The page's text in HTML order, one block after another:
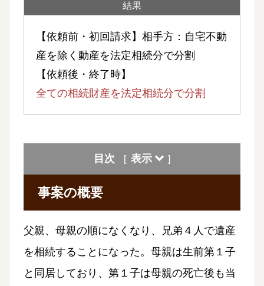
結果
【依頼前・初回請求】相手方：自宅不動
産を除く動産を法定相続分で分割
【依頼後・終了時】
全ての相続財産を法定相続分で分割
目次 [ 表示 ]
事案の概要
父親、母親の順になくなり、兄弟４人で遺産
を相続することになった。母親は生前第１子
と同居しており、第１子は母親の死亡後も当